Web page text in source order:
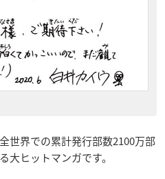
世界での累計発行部数2100万部
大ヒットマンガです。